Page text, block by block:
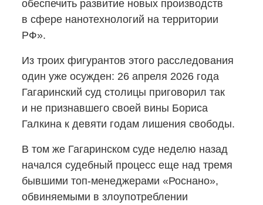
обеспечить развитие новых производств
в сфере нанотехнологий на территории
РФ».
Из троих фигурантов этого расследования
один уже осужден: 26 апреля 2026 года
Гагаринский суд столицы приговорил так
и не признавшего своей вины Бориса
Галкина к девяти годам лишения свободы.
В том же Гагаринском суде неделю назад
начался судебный процесс еще над тремя
бывшими топ-менеджерами «Роснано»,
обвиняемыми в злоупотреблении